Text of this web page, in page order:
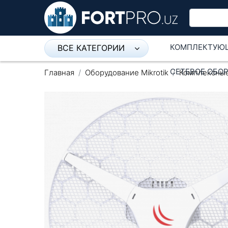
ВСЕ КАТЕГОРИИ
Микрофон
Оборудование Mikrotik
Пылесос
Спикерфон
Модемы ADSL, Wan/Lan
Роутеры, Wi-Fi
IP Телефония
СЕТЕВОЕ
Главная Оборудование Mikrotik